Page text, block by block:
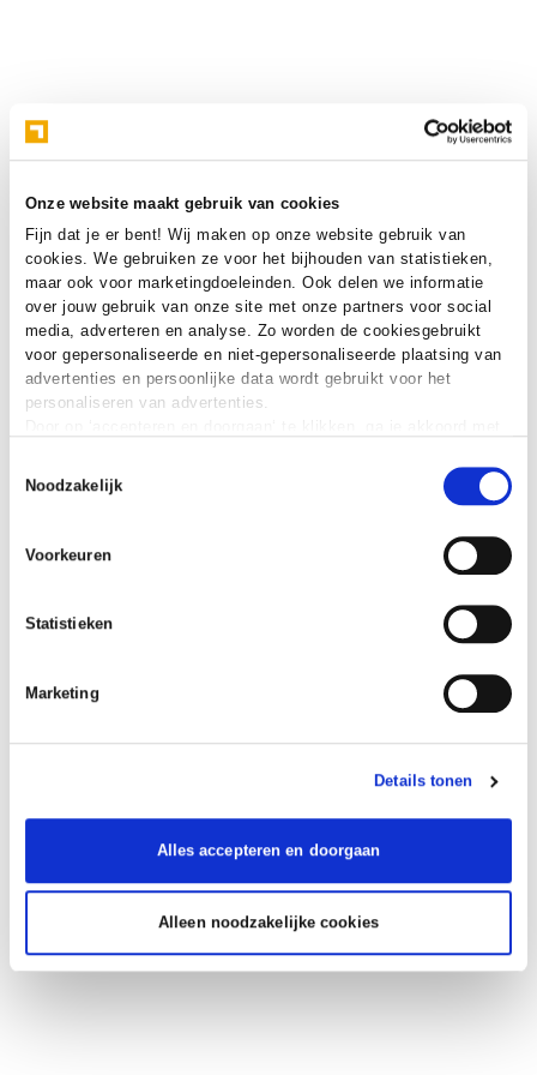
Onze website maakt gebruik van cookies
Fijn dat je er bent! Wij maken op onze website gebruik van
cookies. We gebruiken ze voor het bijhouden van statistieken,
maar ook voor marketingdoeleinden. Ook delen we informatie
over jouw gebruik van onze site met onze partners voor social
media, adverteren en analyse. Zo worden de cookiesgebruikt
voor gepersonaliseerde en niet-gepersonaliseerde plaatsing van
advertenties en persoonlijke data wordt gebruikt voor het
personaliseren van advertenties.
verklaring.
Noodzakelijk
Voorkeuren
Statistieken
Marketing
Details tonen
Alles accepteren en doorgaan
Alleen noodzakelijke cookies